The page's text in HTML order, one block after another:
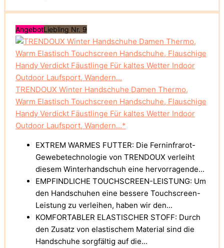
AngebotLiebling Nr. 9
TRENDOUX Winter Handschuhe Damen Thermo,
Warm Elastisch Touchscreen Handschuhe, Flauschige
Handy Verdickt Fäustlinge Für kaltes Wetter Indoor
Outdoor Laufsport, Wandern...*
EXTREM WARMES FUTTER: Die Ferninfrarot-
Gewebetechnologie von TRENDOUX verleiht
diesem Winterhandschuh eine hervorragende...
EMPFINDLICHE TOUCHSCREEN-LEISTUNG: Um
den Handschuhen eine bessere Touchscreen-
Leistung zu verleihen, haben wir den...
KOMFORTABLER ELASTISCHER STOFF: Durch
den Zusatz von elastischem Material sind die
Handschuhe sorgfältig auf die...